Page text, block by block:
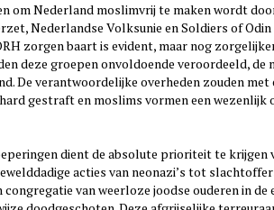
om Nederland moslimvrij te maken wordt
Nederlandse Volksunie en Soldiers of Odin
zorgen baart is evident, maar nog
deze groepen onvoldoende veroordeeld, de
De verantwoordelijke overheden zouden met
gestraft en moslims vormen een wezenlijk
dient de absolute prioriteit te krijgen
acties van neonazi’s tot
van weerloze joodse ouderen in de